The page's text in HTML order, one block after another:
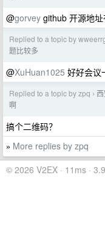
@gorvey github 开源地
Replied to a topic by
题比较多
@XuHuan1025 好好会议
Replied to a topic by zpq ›
啊
搞个二维码？
» More replies by zpq
© 2026 V2EX · 11ms ·